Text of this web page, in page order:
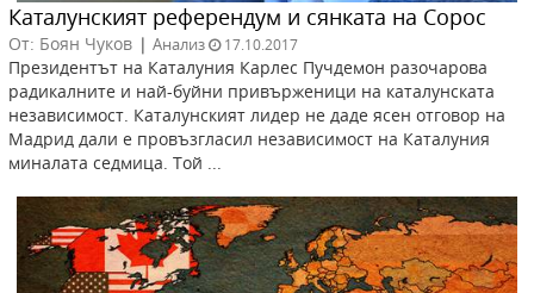
Каталунският референдум и сянката на Сорос
От: Боян Чуков | Анализ 17.10.2017
Президентът на Каталуния Карлес Пучдемон разочарова
радикалните и най-буйни привърженици на каталунската
независимост. Каталунският лидер не даде ясен отговор на
Мадрид дали е провъзгласил независимост на Каталуния
миналата седмица. Той ...